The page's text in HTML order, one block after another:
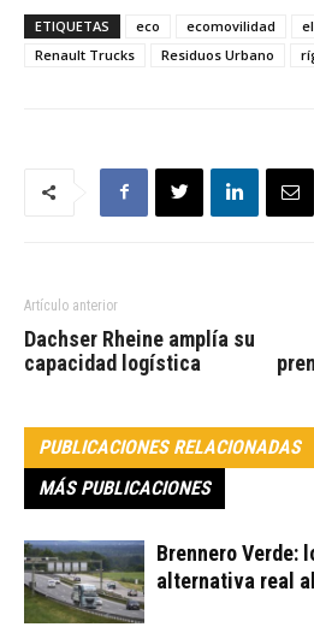
ETIQUETAS eco ecomovilidad
Renault Trucks
Residuos Urbano
Artículo anterior
Dachser Rheine amplía su
capacidad logística
PUBLICACIONES RELACIONADAS
MÁS PUBLICACIONES
Brennero Verde:
alternativa real